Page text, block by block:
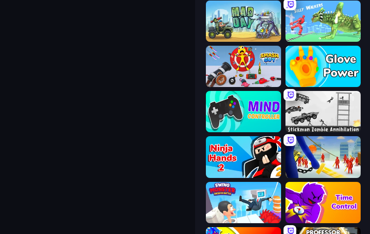
Mad Day Special Silly Walkers
Smash Guy: Ragdoll Punch Hero Glove Power
Mind Controller Stickman Zombie Annihilation
Ninja Hands 2 Slasher
Swing Monster: Decisive Battle Time Control!